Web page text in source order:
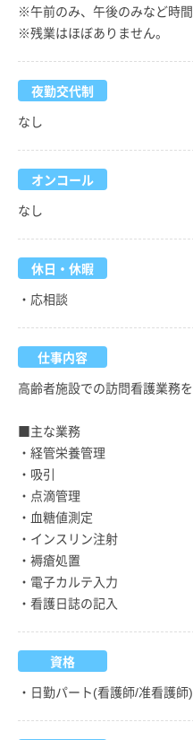
※午前のみ、午後のみなど時間
※残業はほぼありません。
夜勤交代制
なし
オンコール
なし
休日・休暇
・応相談
仕事内容
高齢者施設での訪問看護業務を
■主な業務
・経管栄養管理
・吸引
・点滴管理
・血糖値測定
・インスリン注射
・褥瘡処置
・電子カルテ入力
・看護日誌の記入
資格
・日勤パート(看護師/准看護師)